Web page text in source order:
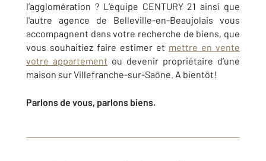
l’agglomération ? L’équipe CENTURY 21 ainsi que
l'autre agence de Belleville-en-Beaujolais vous
accompagnent dans votre recherche de biens, que
vous souhaitiez faire estimer et mettre en vente
votre appartement ou devenir propriétaire d’une
maison sur Villefranche-sur-Saône. A bientôt!
Parlons de vous, parlons biens.